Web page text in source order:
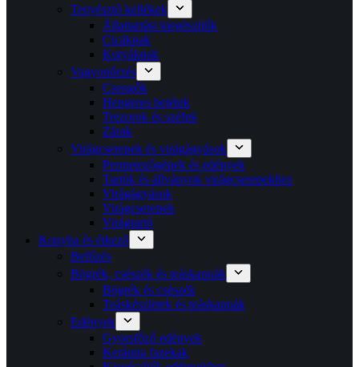
Tenyésztő kellékek
Állattartási kiegészítők
Cicáknak
Kutyáknak
Vagyonőrzés
Csengők
Hengeres betétek
Trezorok és széfek
Zárak
Virágcserepek és virágágyások
Permetezőgépek és edények
Tartók és állványok virágcserepekhez
Virágágyások
Virágcserepek
Virágtartó
Konyha és étkező
Befőzés
Bögrék, csészék és teáskannák
Bögrék és csészék
Teáskészletek és teáskannák
Edények
Gyorsfőző edények
Kerámia fazekak